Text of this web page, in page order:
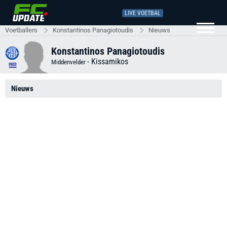
LIVE VOETBAL
Voetballers Konstantinos Panagiotoudis Nieuws
Konstantinos Panagiotoudis
Middenvelder - Kissamikos
Nieuws